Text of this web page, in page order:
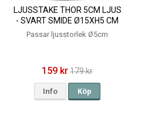
LJUSSTAKE THOR 5CM LJUS
- SVART SMIDE Ø15XH5 CM
Passar ljusstorlek Ø5cm
159 kr 179 kr
Info Köp